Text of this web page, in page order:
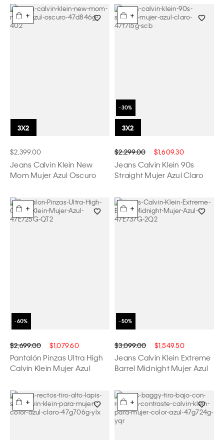
+
$2,399.00
Jeans Calvin Klein New
Mom Mujer Azul Oscuro
+
$2,299.00 $1,609.30
Jeans Calvin Klein 90s
Straight Mujer Azul Claro
+
$2,699.00 $1,079.60
Pantalón Pinzas Ultra High
Calvin Klein Mujer Azul
+
$3,099.00 $1,549.50
Jeans Calvin Klein Extreme
Barrel Midnight Mujer Azul
+ +